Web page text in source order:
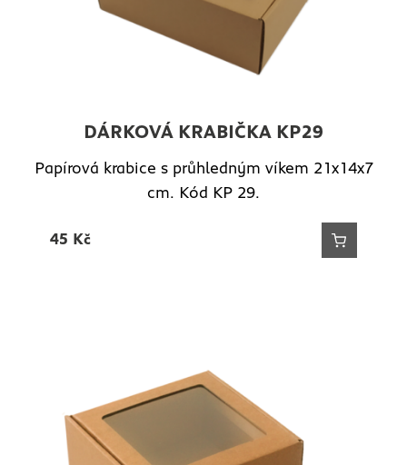
DÁRKOVÁ KRABIČKA KP29
Papírová krabice s průhledným víkem 21x14x7
cm. Kód KP 29.
45 Kč